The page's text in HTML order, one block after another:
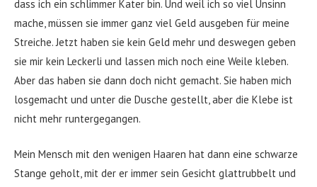
dass ich ein schlimmer Kater bin. Und weil ich so viel Unsinn
mache, müssen sie immer ganz viel Geld ausgeben für meine
Streiche. Jetzt haben sie kein Geld mehr und deswegen geben
sie mir kein Leckerli und lassen mich noch eine Weile kleben.
Aber das haben sie dann doch nicht gemacht. Sie haben mich
losgemacht und unter die Dusche gestellt, aber die Klebe ist
nicht mehr runtergegangen.
Mein Mensch mit den wenigen Haaren hat dann eine schwarze
Stange geholt, mit der er immer sein Gesicht glattrubbelt und